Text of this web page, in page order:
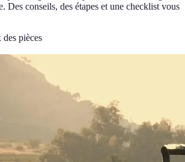
Des conseils, des étapes et une checklist vous
des pièces